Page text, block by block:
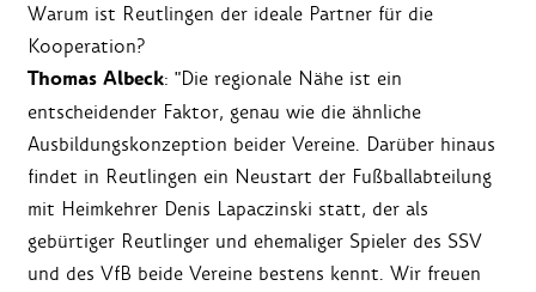
Warum ist Reutlingen der ideale Partner für die
Kooperation?
Thomas Albeck: "Die regionale Nähe ist ein
entscheidender Faktor, genau wie die ähnliche
Ausbildungskonzeption beider Vereine. Darüber hinaus
findet in Reutlingen ein Neustart der Fußballabteilung
mit Heimkehrer Denis Lapaczinski statt, der als
gebürtiger Reutlinger und ehemaliger Spieler des SSV
und des VfB beide Vereine bestens kennt. Wir freuen